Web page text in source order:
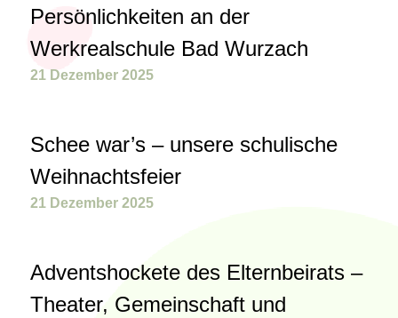
Persönlichkeiten an der
Werkrealschule Bad Wurzach
21 Dezember 2025
Schee war’s – unsere schulische
Weihnachtsfeier
21 Dezember 2025
Adventshockete des Elternbeirats –
Theater, Gemeinschaft und